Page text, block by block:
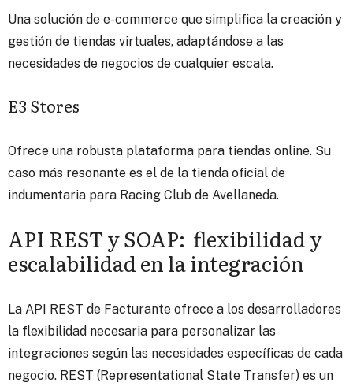
Una solución de e-commerce que simplifica la creación y
gestión de tiendas virtuales, adaptándose a las
necesidades de negocios de cualquier escala.
E3 Stores
Ofrece una robusta plataforma para tiendas online. Su
caso más resonante es el de la tienda oficial de
indumentaria para Racing Club de Avellaneda.
API REST y SOAP: flexibilidad y
escalabilidad en la integración
La API REST de Facturante ofrece a los desarrolladores
la flexibilidad necesaria para personalizar las
integraciones según las necesidades específicas de cada
negocio. REST (Representational State Transfer) es un